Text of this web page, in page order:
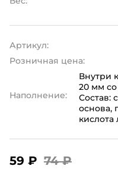
Артикул:
Розничная цена:
Наполнение:
Внутри
20 мм
Состав:
основа,
59 ₽ 74 ₽